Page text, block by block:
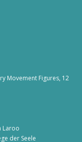
Movement Figures, 12
Laroo
der Seele